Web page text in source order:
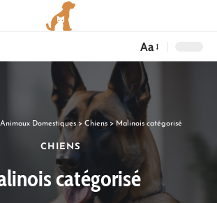
Aa
Animaux Domestiques> Chiens >Malinois catégorisé
CHIENS
catégorisé